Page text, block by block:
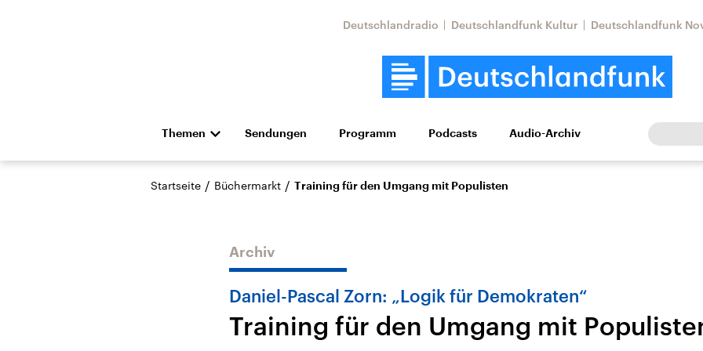
Deutschlandradio Deutschlandfunk Kultur Deutschlandfunk
Themen
Die Nachrichten Politik Wirtschaft Wissen Kultur Europa
Hörspiel und Feature Musik
Nahostkonflikt
Aktuelle Lage und
Iran
Aktuelle Lage und
Faktenchecks
In unseren
Sendungen Programm Podcasts Audio-Archiv
Startseite / Büchermarkt / Training für den Umgang mit Populisten
Archiv
Daniel-Pascal Zorn: „Logik für Demokraten“
Training für den Umgang mit